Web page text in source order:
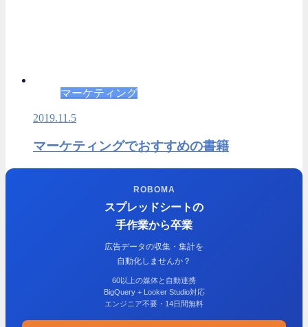
マーケティング
2019.11.5
マーケティングでおすすめの書籍
ROBOMA
スプレッドシートの
手作業から卒業
広告データの収集・集計を
自動化しませんか？
60以上の媒体と自動連携
BigQuery + Looker Studio対応
エンジニア不要・14日間無料